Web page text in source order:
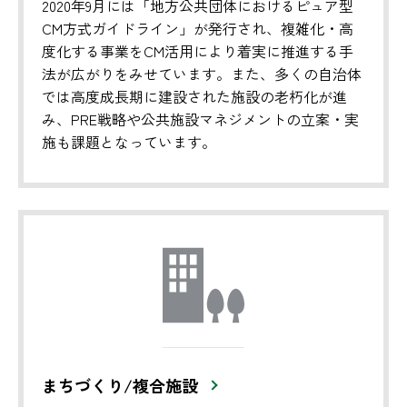
2020年9月には「地方公共団体におけるピュア型
CM方式ガイドライン」が発行され、複雑化・高
度化する事業をCM活用により着実に推進する手
法が広がりをみせています。また、多くの自治体
では高度成長期に建設された施設の老朽化が進
み、PRE戦略や公共施設マネジメントの立案・実
施も課題となっています。
まちづくり/複合施設